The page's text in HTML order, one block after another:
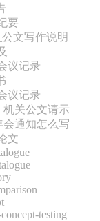
要
文写作说明
议记录
议记录
机关公文请示
会通知怎么写
文
testing